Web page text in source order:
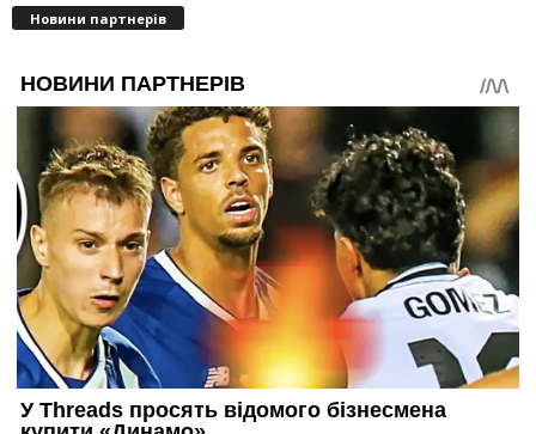
Новини партнерів